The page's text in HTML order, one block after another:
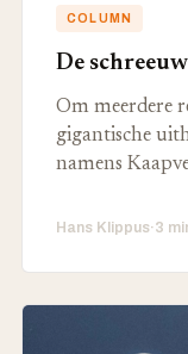
COLUMN
De
Om meerdere
gigantische
namens
Hans Klippus·3